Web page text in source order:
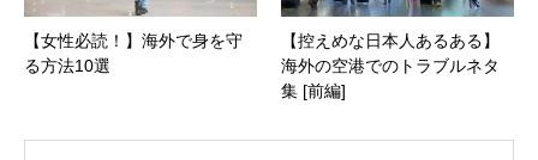
【女性必読！】海外で身を守
る方法10選
【控えめな日本人あるある】
海外の空港でのトラブルネタ
集 [前編]